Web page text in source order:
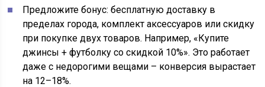
Предложите бонус: бесплатную доставку в
пределах города, комплект аксессуаров или скидку
при покупке двух товаров. Например, «Купите
джинсы + футболку со скидкой 10%». Это работает
даже с недорогими вещами – конверсия вырастает
на 12–18%.